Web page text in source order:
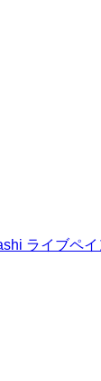
ライブ